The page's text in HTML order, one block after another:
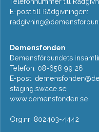
E-post till Rådgivningen:
Demensfonden
Demensförbundets
Telefon: 08-658 99 26
E-post:
staging.swace.se
www.demensfonden.se
Org.nr: 802403-4442